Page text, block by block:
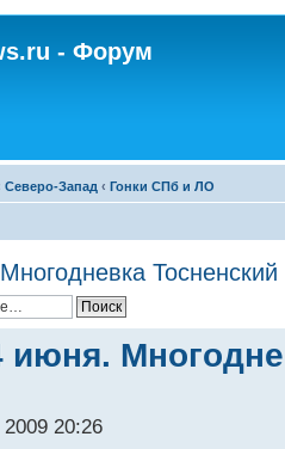
- Форум
Северо-Запад ‹ Гонки СПб и ЛО
Тосненский
20:26